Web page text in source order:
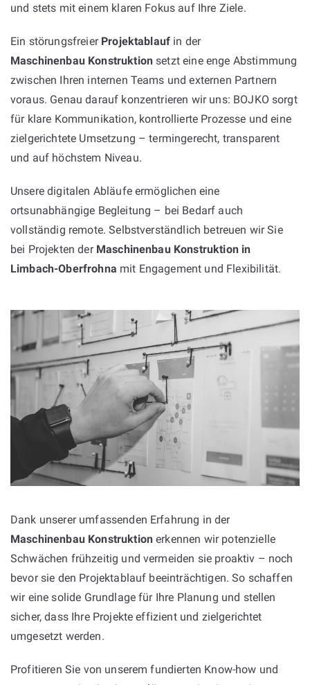
und stets mit einem klaren Fokus auf Ihre Ziele.
Ein störungsfreier Projektablauf in der
Maschinenbau Konstruktion setzt eine enge Abstimmung
zwischen Ihren internen Teams und externen Partnern
voraus. Genau darauf konzentrieren wir uns: BOJKO sorgt
für klare Kommunikation, kontrollierte Prozesse und eine
zielgerichtete Umsetzung – termingerecht, transparent
und auf höchstem Niveau.
Unsere digitalen Abläufe ermöglichen eine
ortsunabhängige Begleitung – bei Bedarf auch
vollständig remote. Selbstverständlich betreuen wir Sie
bei Projekten der Maschinenbau Konstruktion in
Limbach-Oberfrohna mit Engagement und Flexibilität.
Dank unserer umfassenden Erfahrung in der
Maschinenbau Konstruktion erkennen wir potenzielle
Schwächen frühzeitig und vermeiden sie proaktiv – noch
bevor sie den Projektablauf beeinträchtigen. So schaffen
wir eine solide Grundlage für Ihre Planung und stellen
sicher, dass Ihre Projekte effizient und zielgerichtet
umgesetzt werden.
Profitieren Sie von unserem fundierten Know-how und